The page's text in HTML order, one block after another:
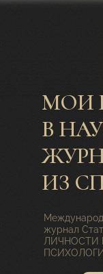
МОИ
В
ИЗ
журнал
ЛИЧНОСТИ